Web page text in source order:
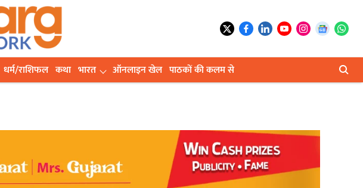
धर्म/राशिफल कथा भारत ऑनलाइन खेल पाठकों की कलम से